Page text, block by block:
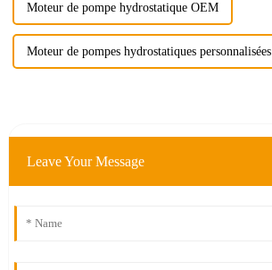
Moteur de pompe hydrostatique OEM
Moteur de pompes hydrostatiques personnalisées
Leave Your Message